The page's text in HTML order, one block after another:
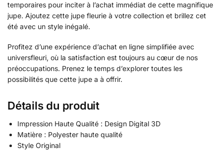
temporaires pour inciter à l’achat immédiat de cette magnifique
jupe. Ajoutez cette jupe fleurie à votre collection et brillez cet
été avec un style inégalé.
Profitez d’une expérience d’achat en ligne simplifiée avec
universfleuri, où la satisfaction est toujours au cœur de nos
préoccupations. Prenez le temps d’explorer toutes les
possibilités que cette jupe a à offrir.
Détails du produit
Impression Haute Qualité : Design Digital 3D
Matière : Polyester haute qualité
Style Original